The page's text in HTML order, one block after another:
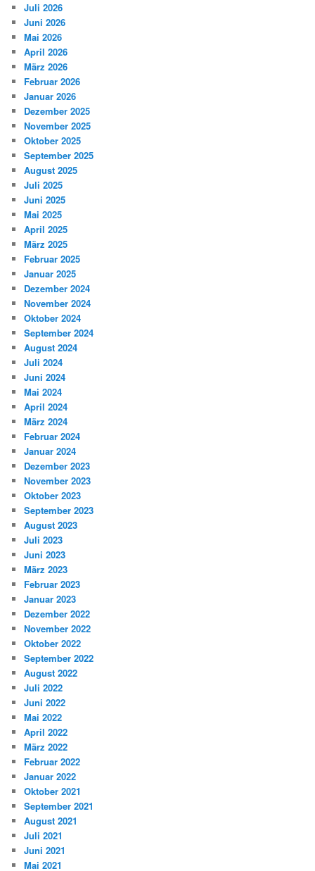
Juli 2026
Juni 2026
Mai 2026
April 2026
März 2026
Februar 2026
Januar 2026
Dezember 2025
November 2025
Oktober 2025
September 2025
August 2025
Juli 2025
Juni 2025
Mai 2025
April 2025
März 2025
Februar 2025
Januar 2025
Dezember 2024
November 2024
Oktober 2024
September 2024
August 2024
Juli 2024
Juni 2024
Mai 2024
April 2024
März 2024
Februar 2024
Januar 2024
Dezember 2023
November 2023
Oktober 2023
September 2023
August 2023
Juli 2023
Juni 2023
März 2023
Februar 2023
Januar 2023
Dezember 2022
November 2022
Oktober 2022
September 2022
August 2022
Juli 2022
Juni 2022
Mai 2022
April 2022
März 2022
Februar 2022
Januar 2022
Oktober 2021
September 2021
August 2021
Juli 2021
Juni 2021
Mai 2021